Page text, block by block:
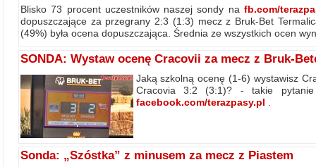
Blisko 73 procent uczestników naszej sondy na fb.com/
dopuszczające za przegrany 2:3 (1:3) mecz z Bruk-Bet
(49%) była ocena dopuszczająca. Średnia ze wszystkich ocen
SONDA: Wystaw ocenę Cracovii za mecz z Bruk-
Jaką szkolną ocenę (1-6) wystawisz
Cracovia 3:2 (3:1)? - takie
facebook.com/terazpasy.pl
Sonda: „Szóstka” z minusem za mecz z Piastem